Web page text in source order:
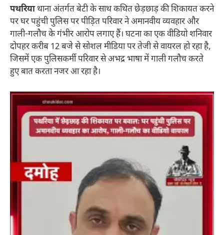
पथरियाथाना अंतर्गत बेटी के साथ कथित छेड़छाड़ की शिकायत करने
पर घर पहुंची पुलिस पर पीड़ित परिवार ने अमानवीय व्यवहार और
गाली-गलौच के गंभीर आरोप लगाए हैं। घटना का एक वीडियो शनिवार
दोपहर करीब 12 बजे से सोशल मीडिया पर तेजी से वायरल हो रहा है,
जिसमें एक पुलिसकर्मी परिवार से अभद्र भाषा में गाली गलौच करते
हुए बात करता नजर आ रहा है।